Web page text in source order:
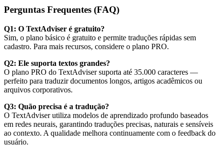
Perguntas Frequentes (FAQ)
Q1: O TextAdviser é gratuito?
Sim, o plano básico é gratuito e permite traduções rápidas sem
cadastro. Para mais recursos, considere o plano PRO.
Q2: Ele suporta textos grandes?
O plano PRO do TextAdviser suporta até 35.000 caracteres —
perfeito para traduzir documentos longos, artigos acadêmicos ou
arquivos corporativos.
Q3: Quão precisa é a tradução?
O TextAdviser utiliza modelos de aprendizado profundo baseados
em redes neurais, garantindo traduções precisas, naturais e sensíveis
ao contexto. A qualidade melhora continuamente com o feedback do
usuário.